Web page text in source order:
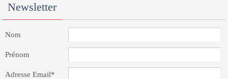
Newsletter
Nom
Prénom
Adresse Email*